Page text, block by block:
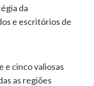
da
e escritórios de
e cinco valiosas
as regiões